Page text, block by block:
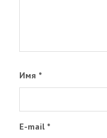
Имя *
E-mail *